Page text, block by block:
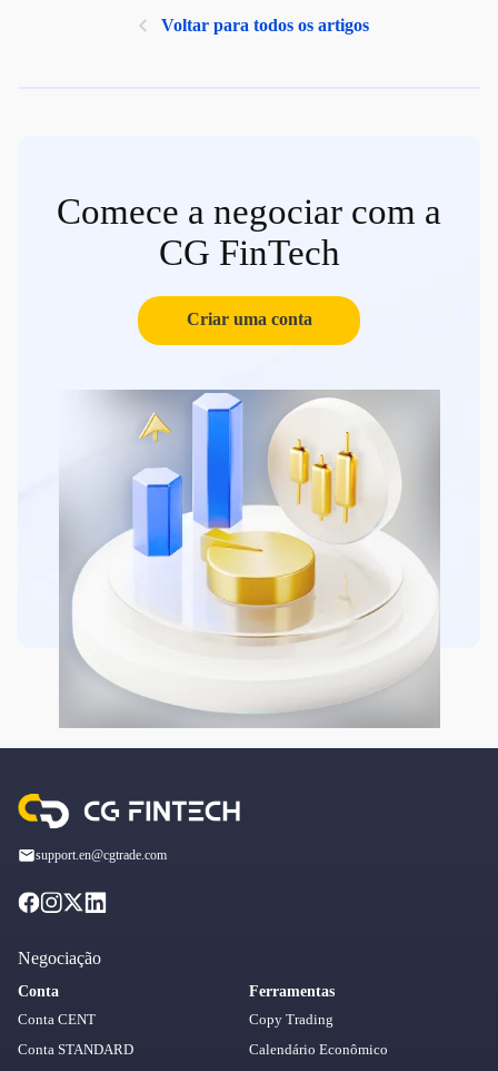
Voltar para todos os artigos
Comece a negociar com a
CG FinTech
Criar uma conta
support.en@cgtrade.com
Negociação
Conta
Conta CENT
Conta STANDARD
Ferramentas
Copy Trading
Calendário Econômico